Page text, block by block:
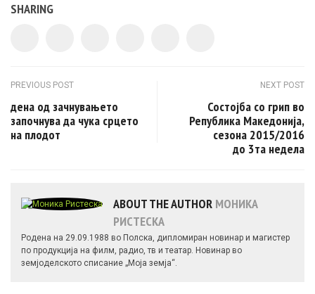
SHARING
Post navigation
PREVIOUS POST
дена од зачнувањето
започнува да чука срцето
на плодот
NEXT POST
Состојба со грип во
Република Македонија,
сезона 2015/2016
до 3та недела
ABOUT THE AUTHOR МОНИКА
РИСТЕСКА
Родена на 29.09.1988 во Полска, дипломиран новинар и магистер
по продукција на филм, радио, тв и театар. Новинар во
земјоделското списание „Моја земја“.